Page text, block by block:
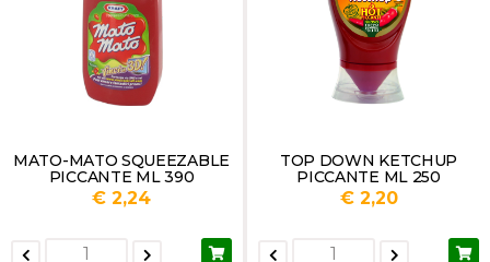
MATO-MATO SQUEEZABLE
PICCANTE ML 390
€ 2,24
TOP DOWN KETCHUP
PICCANTE ML 250
€ 2,20